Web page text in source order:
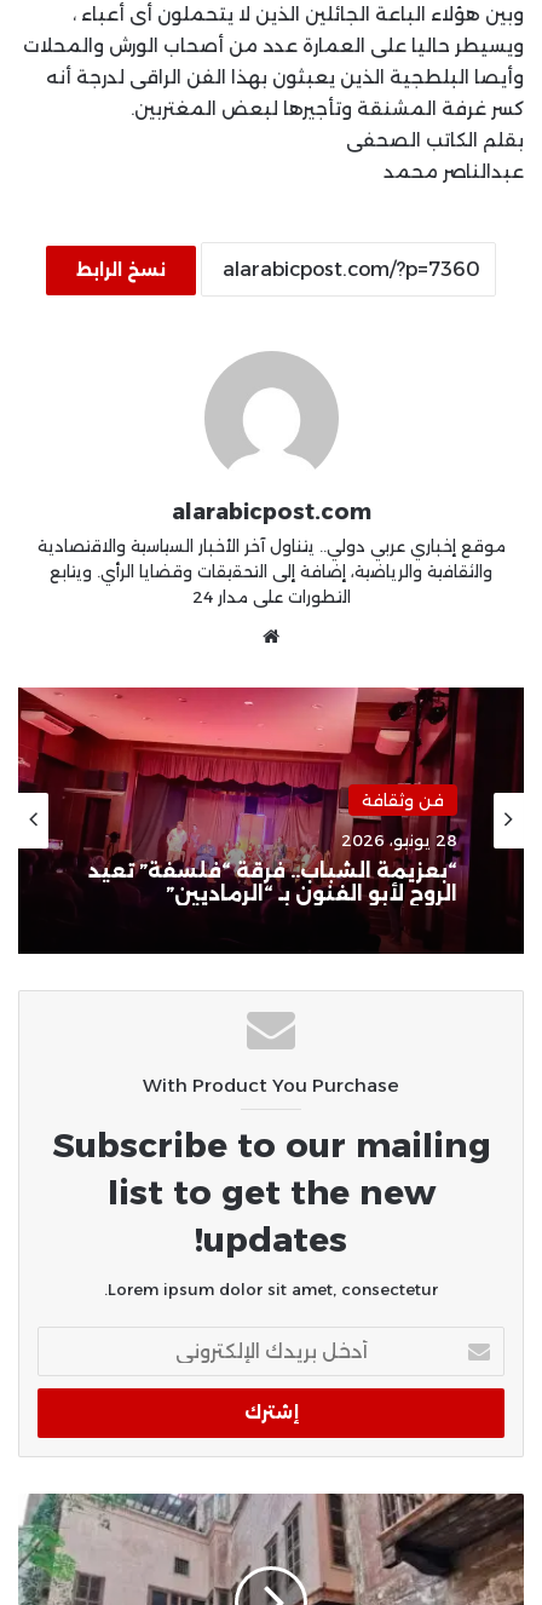
وبين هؤلاء الباعة الجائلين الذين لا يتحملون أى أعباء ،
ويسيطر حاليا على العمارة عدد من أصحاب الورش والمحلات
وأيصا البلطجية الذين يعبثون بهذا الفن الراقى لدرجة أنه
كسر غرفة المشنقة وتأجيرها لبعض المغتربين.
بقلم الكاتب الصحفى
عبدالناصر محمد
نسخ الرابط
alarabicpost.com
موقع إخباري عربي دولي.. يتناول آخر الأخبار السياسية والاقتصادية
والثقافية والرياضية، إضافة إلى التحقيقات وقضايا الرأي. ويتابع
التطورات على مدار 24
فن وثقافة
16 مايو، 2026
مؤسسة مصر الخير تعلن : فيلم «
فاطمة» يواصل حضوره الدولي ويصل
إلى أوكرانيا
With Product You Purchase
Subscribe to our mailing
list to get the new
updates!
Lorem ipsum dolor sit amet, consectetur.
بريدك
الإلكتروني